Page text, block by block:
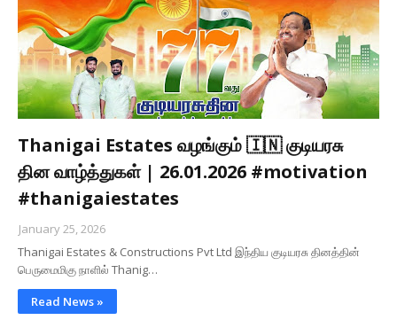
Thanigai Estates வழங்கும் 🇮🇳 குடியரசு
தின வாழ்த்துகள் | 26.01.2026 #motivation
#thanigaiestates
January 25, 2026
Thanigai Estates & Constructions Pvt Ltd இந்திய குடியரசு தினத்தின்
பெருமைமிகு நாளில் Thanig…
Read News »